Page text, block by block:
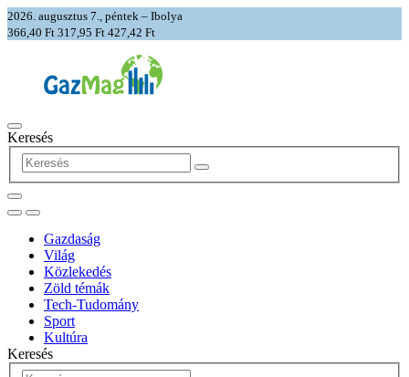
2026. augusztus 7., péntek – Ibolya
366,40 Ft 317,95 Ft 427,42 Ft
Keresés
Gazdaság
Világ
Közlekedés
Zöld témák
Tech-Tudomány
Sport
Kultúra
Keresés